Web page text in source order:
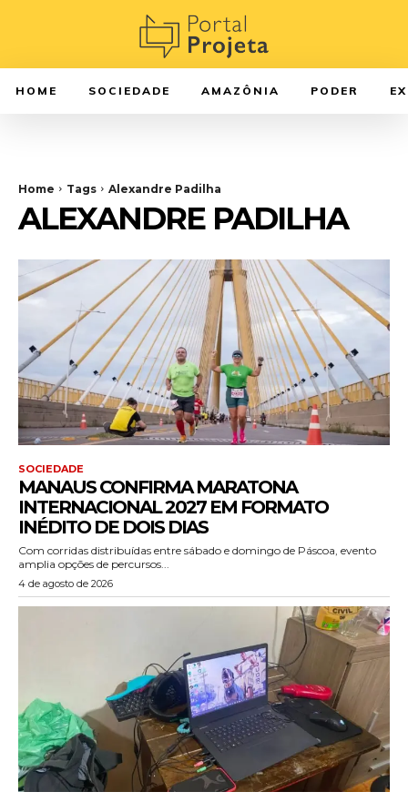
HOME SOCIEDADE AMAZÔNIA PODER
Home Tags Alexandre Padilha
ALEXANDRE PADILHA
SOCIEDADE
MANAUS CONFIRMA MARATONA
INTERNACIONAL 2027 EM FORMATO
INÉDITO DE DOIS DIAS
Com corridas distribuídas entre sábado e domingo de Páscoa, evento
amplia opções de percursos...
4 de agosto de 2026